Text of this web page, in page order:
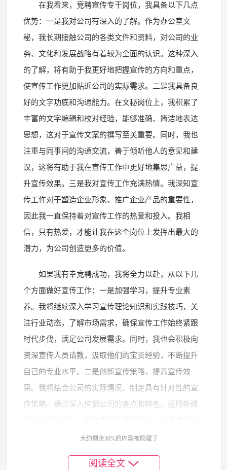
在我看来，竞聘宣传专干岗位，我具备以下几点
优势：一是我对公司有深入的了解。作为办公室文
秘，我长期接触公司的各类文件和资料，对公司的业
务、文化和发展战略有着较为全面的认识。这种深入
的了解，将有助于我更好地把握宣传的方向和重点，
使宣传工作更加贴近公司的实际需求。二是我具备良
好的文字功底和沟通能力。在文秘岗位上，我积累了
丰富的文字编辑和校对经验，能够准确、简洁地表达
思想，这对于宣传文案的撰写至关重要。同时，我也
注重与同事间的沟通交流，善于倾听他人的意见和建
议，这将有助于我在宣传工作中更好地集思广益，提
升宣传效果。三是我对宣传工作充满热情。我深知宣
传工作对于塑造企业形象、推广企业产品的重要性，
因此我一直保持着对宣传工作的热爱和投入。我相
信，只有热爱，才能让我在这个岗位上发挥出最大的
潜力，为公司创造更多的价值。
如果我有幸竞聘成功，我将全力以赴，从以下几
个方面做好宣传工作：一是加强学习，提升专业素
养。我将继续深入学习宣传理论知识和实践技巧，关
注行业动态，了解市场需求，确保宣传工作始终紧跟
时代步伐，满足公司发展需求。同时，我也会积极向
资深宣传人员请教，汲取他们的宝贵经验，不断提升
自己的专业水平。二是创新宣传策略，提高宣传效
果。我将结合公司的实际情况，制定具有针对性的宣
传策略。通过深入挖掘公司的亮点和特色，运用新媒
吸引力和影响力。例如，我们可以利用社交媒体平台
大约剩余30%的内容被隐藏了
阅读全文